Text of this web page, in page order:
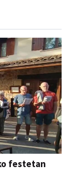
festetan